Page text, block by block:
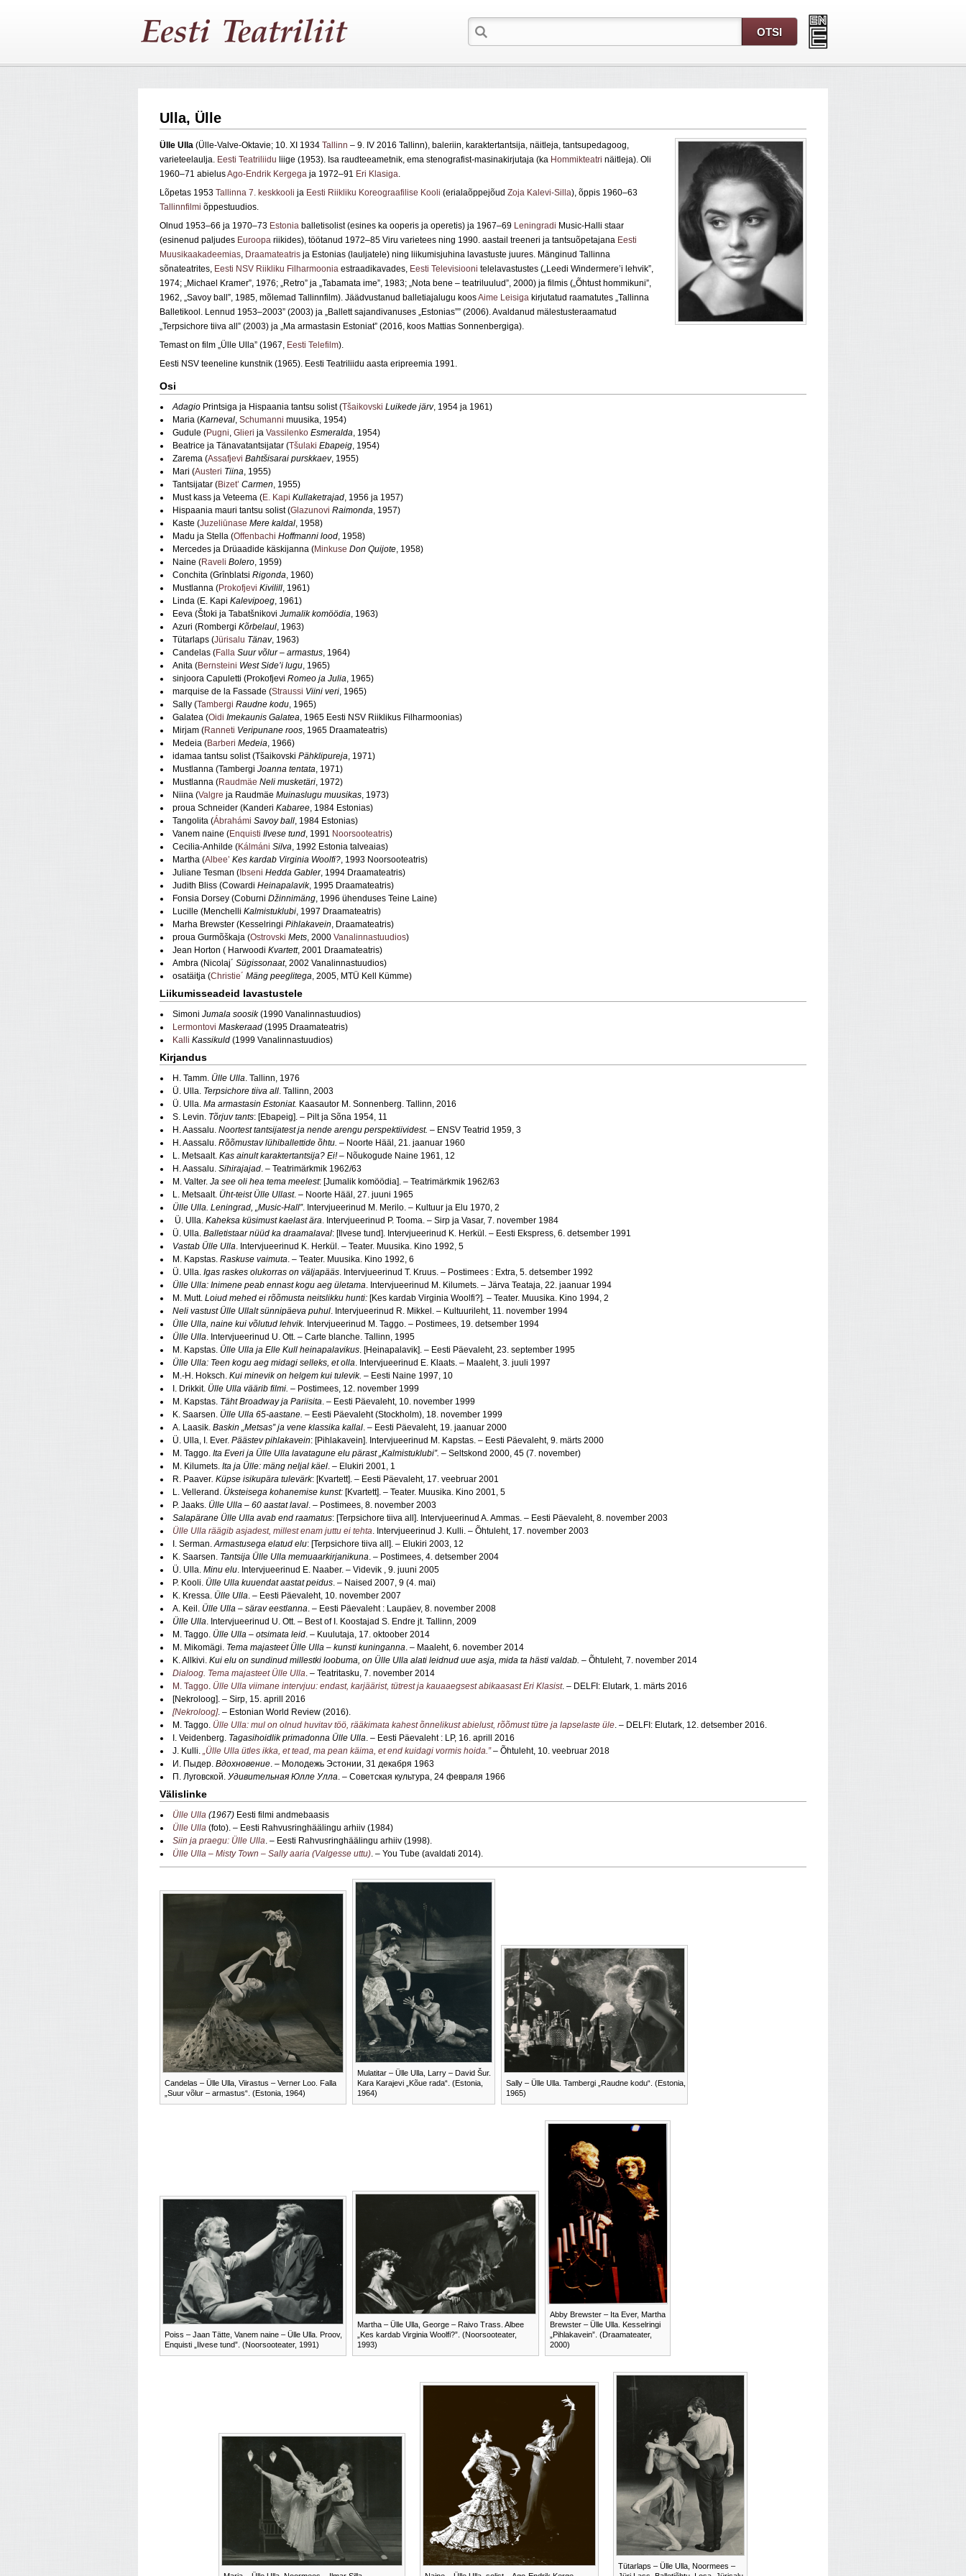
Ulla, Ülle
Ülle Ulla (Ülle-Valve-Oktavie; 10. XI 1934 Tallinn – 9. IV 2016 Tallinn), baleriin, karaktertantsija, näitleja, tantsupedagoog,
varieteelaulja. Eesti Teatriliidu liige (1953). Isa raudteeametnik, ema stenografist-masinakirjutaja (ka Hommikteatri näitleja). Oli
1960–71 abielusAgo-Endrik Kergega ja 1972–91 Eri Klasiga.
Lõpetas 1953 Tallinna 7. keskkooli ja Eesti Riikliku Koreograafilise Kooli (erialaõppejõud Zoja Kalevi-Silla), õppis 1960–63
Tallinnfilmi õppestuudios.
Olnud 1953–66 ja 1970–73 Estonia balletisolist (esines ka ooperis ja operetis) ja 1967–69 Leningradi Music-Halli staar
(esinenud paljudes Euroopa riikides), töötanud 1972–85 Viru varietees ning 1990. aastail treeneri ja tantsuõpetajana Eesti
Muusikaakadeemias, Draamateatris ja Estonias (lauljatele) ning liikumisjuhina lavastuste juures. Mänginud Tallinna
sõnateatrites, Eesti NSV Riikliku Filharmoonia estraadikavades, Eesti Televisiooni telelavastustes („Leedi Windermere’i lehvik”,
1974; „Michael Kramer”, 1976; „Retro” ja „Tabamata ime”, 1983; „Nota bene – teatriluulud”, 2000) ja filmis („Õhtust hommikuni”,
1962, „Savoy ball”, 1985, mõlemad Tallinnfilm). Jäädvustanud balletiajalugu koosAime Leisiga kirjutatud raamatutes „Tallinna
Balletikool. Lennud 1953–2003” (2003) ja „Ballett sajandivanuses „Estonias”” (2006). Avaldanud mälestusteraamatud
„Terpsichore tiiva all” (2003) ja „Ma armastasin Estoniat” (2016, koos Mattias Sonnenbergiga).
Temast on film „Ülle Ulla” (1967, Eesti Telefilm).
Eesti NSV teeneline kunstnik (1965). Eesti Teatriliidu aasta eripreemia 1991.
Osi
Adagio Printsiga ja Hispaania tantsu solist (Tšaikovski Luikede järv, 1954 ja 1961)
Maria (Karneval, Schumanni muusika, 1954)
Gudule (Pugni, Glieri ja Vassilenko Esmeralda, 1954)
Beatrice ja Tänavatantsijatar (Tšulaki Ebapeig, 1954)
Zarema (Assafjevi Bahtšisarai purskkaev, 1955)
Mari (Austeri Tiina, 1955)
Tantsijatar (Bizet’ Carmen, 1955)
Must kass ja Veteema (E. Kapi Kullaketrajad, 1956 ja 1957)
Hispaania mauri tantsu solist (Glazunovi Raimonda, 1957)
Kaste (Juzeliūnase Mere kaldal, 1958)
Madu ja Stella (Offenbachi Hoffmanni lood, 1958)
Mercedes ja Drüaadide käskijanna (Minkuse Don Quijote, 1958)
Naine (Raveli Bolero, 1959)
Conchita (Grīnblatsi Rigonda, 1960)
Mustlanna (Prokofjevi Kivilill, 1961)
Linda (E. Kapi Kalevipoeg, 1961)
Eeva (Štoki ja Tabatšnikovi Jumalik komöödia, 1963)
Azuri (Rombergi Kõrbelaul, 1963)
Tütarlaps (Jürisalu Tänav, 1963)
Candelas (Falla Suur võlur– armastus, 1964)
Anita (Bernsteini West Side’i lugu, 1965)
sinjoora Capuletti (Prokofjevi Romeo ja Julia, 1965)
marquise de la Fassade (Straussi Viini veri, 1965)
Sally (Tambergi Raudne kodu, 1965)
Galatea (Oidi Imekaunis Galatea, 1965 Eesti NSV Riiklikus Filharmoonias)
Mirjam (Ranneti Veripunane roos, 1965 Draamateatris)
Medeia (Barberi Medeia, 1966)
idamaa tantsu solist (Tšaikovski Pähklipureja, 1971)
Mustlanna (Tambergi Joanna tentata, 1971)
Mustlanna (Raudmäe Neli musketäri, 1972)
Niina (Valgre ja Raudmäe Muinaslugu muusikas, 1973)
proua Schneider (Kanderi Kabaree, 1984 Estonias)
Tangolita (Ábrahámi Savoy ball, 1984 Estonias)
Vanem naine (Enquisti Ilvese tund, 1991 Noorsooteatris)
Cecilia-Anhilde (Kálmáni Silva, 1992 Estonia talveaias)
Martha (Albee’ Kes kardab Virginia Woolfi?, 1993 Noorsooteatris)
Juliane Tesman ( Ibseni Hedda Gabler, 1994 Draamateatris)
Judith Bliss (Cowardi Heinapalavik, 1995 Draamateatris)
Fonsia Dorsey (Coburni Džinnimäng, 1996 ühenduses Teine Laine)
Lucille (Menchelli Kalmistuklubi, 1997 Draamateatris)
Marha Brewster (Kesselringi Pihlakavein, Draamateatris)
proua Gurmõškaja (Ostrovski Mets, 2000 Vanalinnastuudios)
Jean Horton ( Harwoodi Kvartett, 2001 Draamateatris)
Ambra (Nicolaj´ Sügissonaat, 2002 Vanalinnastuudios)
osatäitja (Christie´ Mäng peeglitega, 2005, MTÜ Kell Kümme)
Liikumisseadeid lavastustele
Simoni Jumala soosik(1990 Vanalinnastuudios)
Lermontovi Maskeraad (1995 Draamateatris)
Kalli Kassikuld (1999 Vanalinnastuudios)
Kirjandus
H. Tamm. Ülle Ulla. Tallinn, 1976
Ü. Ulla. Terpsichore tiiva all. Tallinn, 2003
Ü. Ulla. Ma armastasin Estoniat. Kaasautor M. Sonnenberg. Tallinn, 2016
S. Levin. Tõrjuv tants: [Ebapeig]. – Pilt ja Sõna 1954, 11
H. Aassalu. Noortest tantsijatest ja nende arengu perspektiividest. – ENSV Teatrid 1959, 3
H. Aassalu. Rõõmustav lühiballettide õhtu. – Noorte Hääl, 21. jaanuar 1960
L. Metsaalt. Kas ainult karaktertantsija? Ei!– Nõukogude Naine 1961, 12
H. Aassalu. Sihirajajad. – Teatrimärkmik 1962/63
M. Valter. Ja see oli hea tema meelest: [Jumalik komöödia]. – Teatrimärkmik 1962/63
L. Metsaalt. Üht-teist Ülle Ullast. – Noorte Hääl, 27. juuni 1965
Ülle Ulla. Leningrad, „Music-Hall”. Intervjueerinud M. Merilo. – Kultuur ja Elu 1970, 2
Ü. Ulla. Kaheksa küsimust kaelast ära. Intervjueerinud P. Tooma. – Sirp ja Vasar, 7. november 1984
Ü. Ulla. Balletistaar nüüd ka draamalaval: [Ilvese tund]. Intervjueerinud K. Herkül. – Eesti Ekspress, 6. detsember 1991
Vastab Ülle Ulla. Intervjueerinud K. Herkül. – Teater. Muusika. Kino 1992, 5
M. Kapstas. Raskuse vaimuta. – Teater. Muusika. Kino 1992, 6
Ü. Ulla. Igas raskes olukorras on väljapääs. Intervjueerinud T. Kruus. – Postimees : Extra, 5. detsember 1992
Ülle Ulla: Inimene peab ennast kogu aeg ületama. Intervjueerinud M. Kilumets. – Järva Teataja, 22. jaanuar 1994
M. Mutt. Loiud mehed ei rõõmusta neitslikku hunti: [Kes kardab Virginia Woolfi?]. – Teater. Muusika. Kino 1994, 2
Neli vastust Ülle Ullalt sünnipäeva puhul. Intervjueerinud R. Mikkel. – Kultuurileht, 11. november 1994
Ülle Ulla, naine kui võlutud lehvik. Intervjueerinud M. Taggo. – Postimees, 19. detsember 1994
Ülle Ulla. Intervjueerinud U. Ott. – Carte blanche. Tallinn, 1995
M. Kapstas. Ülle Ulla ja Elle Kull heinapalavikus. [Heinapalavik]. – Eesti Päevaleht, 23. september 1995
Ülle Ulla: Teen kogu aeg midagi selleks, et olla. Intervjueerinud E. Klaats. – Maaleht, 3. juuli 1997
M.-H. Hoksch. Kui minevik on helgem kui tulevik. – Eesti Naine 1997, 10
I. Drikkit. Ülle Ulla väärib filmi. – Postimees, 12. november 1999
M. Kapstas. Täht Broadway ja Pariisita. – Eesti Päevaleht, 10. november 1999
K. Saarsen. Ülle Ulla 65-aastane. – Eesti Päevaleht (Stockholm), 18. november 1999
A. Laasik. Baskin „Metsas” ja vene klassika kallal. – Eesti Päevaleht, 19. jaanuar 2000
Ü. Ulla, I. Ever. Päästev pihlakavein: [Pihlakavein]. Intervjueerinud M. Kapstas. – Eesti Päevaleht, 9. märts 2000
M. Taggo. Ita Everi ja Ülle Ulla lavatagune elu pärast „Kalmistuklubi”. – Seltskond 2000, 45 (7. november)
M. Kilumets. Ita ja Ülle: mäng neljal käel. – Elukiri 2001, 1
R. Paaver. Küpse isikupära tulevärk: [Kvartett]. – Eesti Päevaleht, 17. veebruar 2001
L. Vellerand. Üksteisega kohanemise kunst: [Kvartett]. – Teater. Muusika. Kino 2001, 5
P. Jaaks. Ülle Ulla – 60 aastat laval. – Postimees, 8. november 2003
Salapärane Ülle Ulla avab end raamatus: [Terpsichore tiiva all]. Intervjueerinud A. Ammas. – Eesti Päevaleht, 8. november 2003
Ülle Ulla räägib asjadest, millest enam juttu ei tehta. Intervjueerinud J. Kulli. – Õhtuleht, 17. november 2003
I. Serman.Armastusega elatud elu: [Terpsichore tiiva all]. – Elukiri 2003, 12
K. Saarsen. Tantsija Ülle Ulla memuaarkirjanikuna. – Postimees, 4. detsember 2004
Ü. Ulla. Minu elu. Intervjueerinud E. Naaber. – Videvik , 9. juuni 2005
P. Kooli. Ülle Ulla kuuendat aastat peidus. – Naised 2007, 9 (4. mai)
K. Kressa. Ülle Ulla. – Eesti Päevaleht, 10. november 2007
A. Keil. Ülle Ulla – särav eestlanna. – Eesti Päevaleht : Laupäev, 8. november 2008
Ülle Ulla. Intervjueerinud U. Ott. – Best of I. Koostajad S. Endre jt. Tallinn, 2009
M. Taggo. Ülle Ulla – otsimata leid. – Kuulutaja, 17. oktoober 2014
M. Mikomägi. Tema majasteet Ülle Ulla – kunsti kuninganna. – Maaleht, 6. november 2014
K. Allkivi. Kui elu on sundinud millestki loobuma, on Ülle Ulla alati leidnud uue asja, mida ta hästi valdab. – Õhtuleht, 7. november 2014
Dialoog. Tema majasteet Ülle Ulla. – Teatritasku, 7. november 2014
M. Taggo. Ülle Ulla viimane intervjuu: endast, karjäärist, tütrest ja kauaaegsest abikaasast Eri Klasist. – DELFI: Elutark, 1. märts 2016
[Nekroloog]. – Sirp, 15. aprill 2016
[Nekroloog]. – Estonian World Review (2016).
M. Taggo. Ülle Ulla: mul on olnud huvitav töö, rääkimata kahest õnnelikust abielust, rõõmust tütre ja lapselaste üle. – DELFI: Elutark, 12. detsember 2016.
I. Veidenberg. Tagasihoidlik primadonna Ülle Ulla. – Eesti Päevaleht : LP, 16. aprill 2016
J. Kulli. „Ülle Ulla ütles ikka, et tead, ma pean käima, et end kuidagi vormis hoida.”– Õhtuleht, 10. veebruar 2018
И. Пыдер. Вдохновение. – Молодежь Эстонии, 31 декабря 1963
П. Луговской. Удивительная Юлле Улла. – Советская культура, 24 февраля 1966
Välislinke
Ülle Ulla (1967) Eesti filmi andmebaasis
Ülle Ulla (foto). – Eesti Rahvusringhäälingu arhiiv (1984)
Siin ja praegu: Ülle Ulla . – Eesti Rahvusringhäälingu arhiiv (1998).
Ülle Ulla – Misty Town – Sally aaria (Valgesse uttu) . – You Tube (avaldati 2014).
Candelas – Ülle Ulla, Viirastus – Verner Loo. Falla
„Suur võlur – armastus“. (Estonia, 1964)
Mulatitar – Ülle Ulla, Larry – David Šur.
Kara Karajevi „Kõue rada“. (Estonia,
1964)
Sally – Ülle Ulla. Tambergi „Raudne kodu“. (Estonia,
1965)
Poiss – Jaan Tätte, Vanem naine – Ülle Ulla. Proov,
Enquisti „Ilvese tund”. (Noorsooteater, 1991)
Martha – Ülle Ulla, George – Raivo Trass. Albee
„Kes kardab Virginia Woolfi?”. (Noorsooteater,
1993)
Abby Brewster – Ita Ever, Martha
Brewster – Ülle Ulla. Kesselringi
„Pihlakavein”. (Draamateater,
2000)
Tütarlaps – Ülle Ulla, Noormees –